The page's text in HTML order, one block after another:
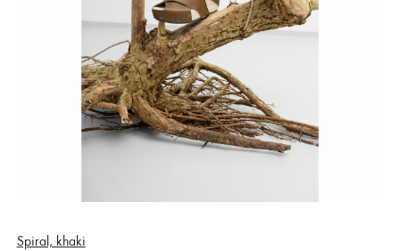
Spiral, khaki